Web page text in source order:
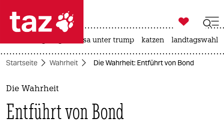
 taz zahl ich
taz zahl ich
themen
politik

taz zahl ich
usa unter trump katzen landtagswahl
Startseite Wahrheit Die Wahrheit: Entführt von Bond
Die Wahrheit
Entführt von Bond